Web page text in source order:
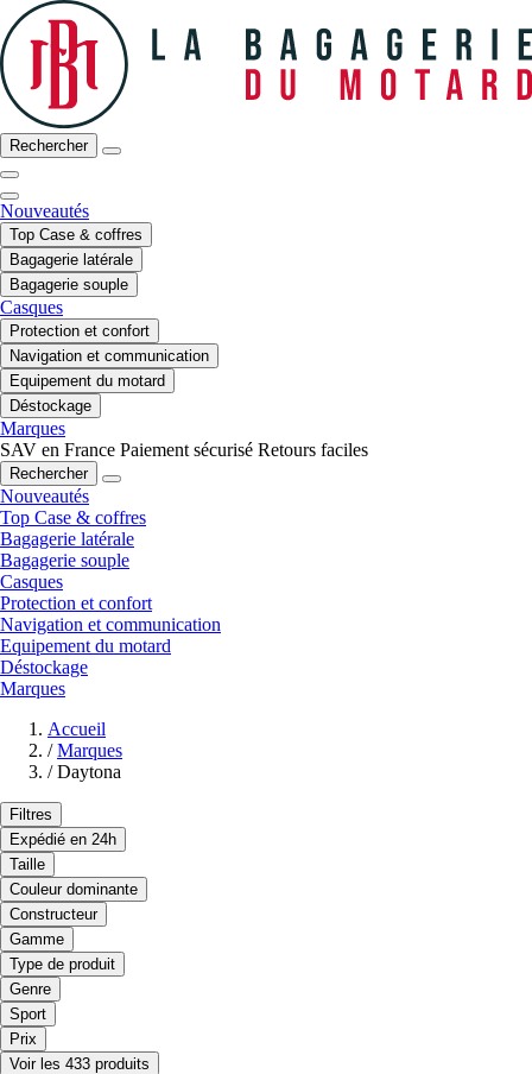
Rechercher
Nouveautés
Top Case & coffres
Bagagerie latérale
Bagagerie souple
Casques
Protection et confort
Navigation et communication
Equipement du motard
Déstockage
Marques
SAV en France Paiement sécurisé Retours faciles
Rechercher
Nouveautés
Top Case & coffres
Bagagerie latérale
Bagagerie souple
Casques
Protection et confort
Navigation et communication
Equipement du motard
Déstockage
Marques
Accueil
/ Marques
/ Daytona
Filtres
Expédié en 24h
Taille
Couleur dominante
Constructeur
Gamme
Type de produit
Genre
Sport
Prix
Voir les 433 produits